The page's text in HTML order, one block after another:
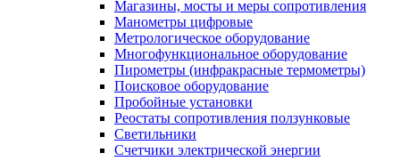
Магазины, мосты и меры сопротивления
Манометры цифровые
Метрологическое оборудование
Многофункциональное оборудование
Пирометры (инфракрасные термометры)
Поисковое оборудование
Пробойные установки
Реостаты сопротивления ползунковые
Светильники
Счетчики электрической энергии